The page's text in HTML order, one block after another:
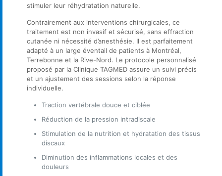
stimuler leur réhydratation naturelle.
Contrairement aux interventions chirurgicales, ce
traitement est non invasif et sécurisé, sans effraction
cutanée ni nécessité d’anesthésie. Il est parfaitement
adapté à un large éventail de patients à Montréal,
Terrebonne et la Rive-Nord. Le protocole personnalisé
proposé par la Clinique TAGMED assure un suivi précis
et un ajustement des sessions selon la réponse
individuelle.
Traction vertébrale douce et ciblée
Réduction de la pression intradiscale
Stimulation de la nutrition et hydratation des tissus
discaux
Diminution des inflammations locales et des
douleurs